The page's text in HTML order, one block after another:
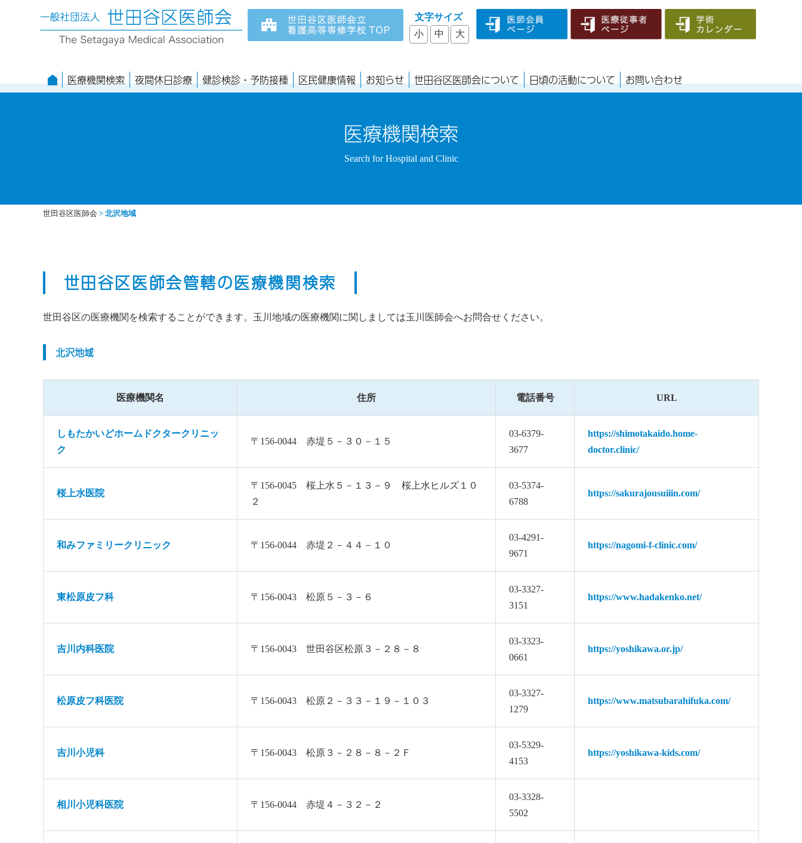
文字サイズ
小
中 大
医療機関検索 夜間休日診療 健診検診・予防接種 区民健康情報 お知らせ 世田谷区医師会について 日頃の活動について お問い合わせ
医療機関検索
Search for Hospital and Clinic
世田谷区医師会 > 北沢地域
世田谷区医師会管轄の医療機関検索
世田谷区の医療機関を検索することができます。玉川地域の医療機関に関しましては玉川医師会へお問合せください。
北沢地域
医療機関名 住所 電話番号 URL
しもたかいどホームドクタークリニッ
ク
〒156-0044 赤堤５－３０－１５
03-6379-
3677
https://shimotakaido.home-
doctor.clinic/
桜上水医院
〒156-0045 桜上水５－１３－９ 桜上水ヒルズ１０
２
03-5374-
6788
https://sakurajousuiiin.com/
和みファミリークリニック 〒156-0044 赤堤２－４４－１０
03-4291-
9671
https://nagomi-f-clinic.com/
東松原皮フ科 〒156-0043 松原５－３－６
03-3327-
3151
https://www.hadakenko.net/
吉川内科医院 〒156-0043 世田谷区松原３－２８－８
03-3323-
0661
https://yoshikawa.or.jp/
松原皮フ科医院 〒156-0043 松原２－３３－１９－１０３
03-3327-
1279
https://www.matsubarahifuka.com/
吉川小児科 〒156-0043 松原３－２８－８－２Ｆ
03-5329-
4153
https://yoshikawa-kids.com/
相川小児科医院 〒156-0044 赤堤４－３２－２
03-3328-
5502